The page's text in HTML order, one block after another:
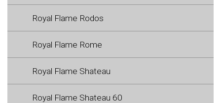
Royal Flame Rodos
Royal Flame Rome
Royal Flame Shateau
Royal Flame Shateau 60